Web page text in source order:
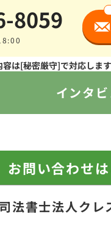
8059
容は[秘密厳守]で対応します
インタ
お問い合わせ
司法書士法人クレ